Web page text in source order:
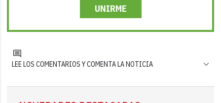
UNIRME
LEE LOS COMENTARIOS Y COMENTA LA NOTICIA